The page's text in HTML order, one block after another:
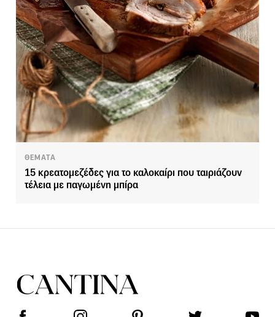
ΘΕΜΑΤΑ
15 κρεατομεζέδες για το καλοκαίρι που ταιριάζουν
τέλεια με παγωμένη μπίρα